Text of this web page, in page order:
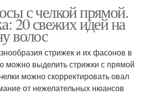
с челкой прямой.
20 свежих идей на
волос
стрижек и их фасонов в
можно выделить стрижки с прямой
можно скорректировать овал
от нежелательных нюансов